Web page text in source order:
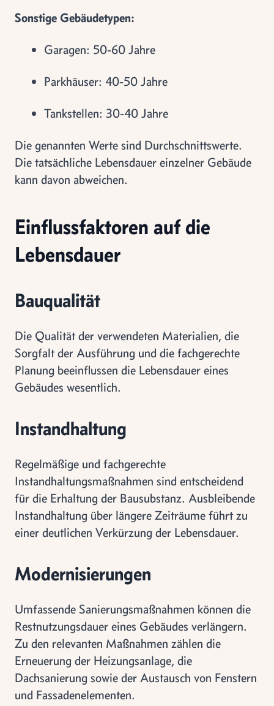
Sonstige Gebäudetypen:
Garagen: 50-60 Jahre
Parkhäuser: 40-50 Jahre
Tankstellen: 30-40 Jahre
Die genannten Werte sind Durchschnittswerte.
Die tatsächliche Lebensdauer einzelner Gebäude
kann davon abweichen.
Einflussfaktoren auf die
Lebensdauer
Bauqualität
Die Qualität der verwendeten Materialien, die
Sorgfalt der Ausführung und die fachgerechte
Planung beeinflussen die Lebensdauer eines
Gebäudes wesentlich.
Instandhaltung
Regelmäßige und fachgerechte
Instandhaltungsmaßnahmen sind entscheidend
für die Erhaltung der Bausubstanz. Ausbleibende
Instandhaltung über längere Zeiträume führt zu
einer deutlichen Verkürzung der Lebensdauer.
Modernisierungen
Umfassende Sanierungsmaßnahmen können die
Restnutzungsdauer eines Gebäudes verlängern.
Zu den relevanten Maßnahmen zählen die
Erneuerung der Heizungsanlage, die
Dachsanierung sowie der Austausch von Fenstern
und Fassadenelementen.